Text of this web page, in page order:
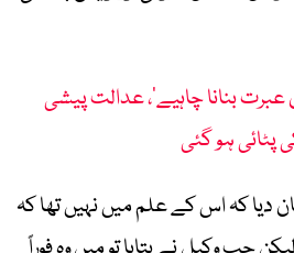
عبرت بنانا چاہیے‘، عدالت پیشی
پٹائی ہو گئی
دیا کہ اس کے علم میں نہیں تھا کہ